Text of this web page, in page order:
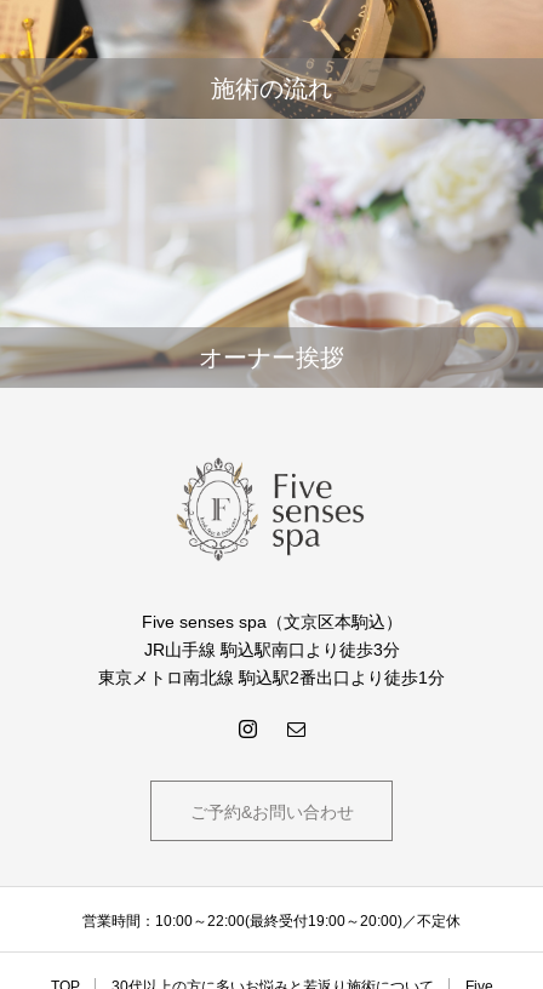
施術の流れ
オーナー挨拶
Five senses spa（文京区本駒込）
JR山手線 駒込駅南口より徒歩3分
東京メトロ南北線 駒込駅2番出口より徒歩1分
ご予約&お問い合わせ
営業時間：10:00～22:00(最終受付19:00～20:00)／不定休